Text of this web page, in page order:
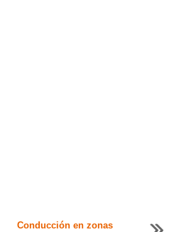
Conducción en zonas